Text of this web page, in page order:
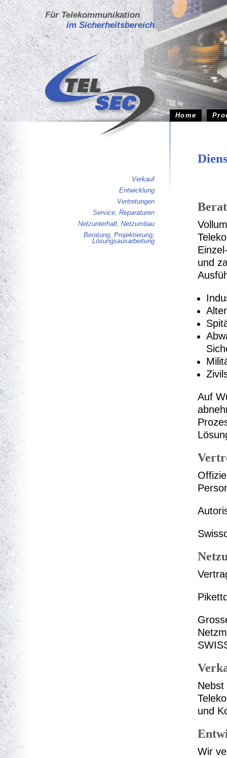
Für Telekommunikation
im Sicherheitsbereich
Home
Verkauf
Entwicklung
Vertretungen
Service, Reparaturen
Netzunterhalt, Netzumbau
Beratung, Projektierung,
Lösungsausarbeitung
und
Auf
Nebst
und
Wir